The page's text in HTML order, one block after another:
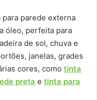
parede externa
óleo, perfeita para
de sol, chuva e
janelas, grades
cores, como tinta
preta e tinta para